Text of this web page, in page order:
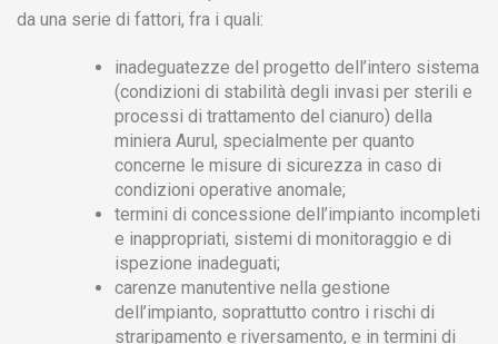
da una serie di fattori, fra i quali:
inadeguatezze del progetto dell’intero sistema
(condizioni di stabilità degli invasi per sterili e
processi di trattamento del cianuro) della
miniera Aurul, specialmente per quanto
concerne le misure di sicurezza in caso di
condizioni operative anomale;
termini di concessione dell’impianto incompleti
e inappropriati, sistemi di monitoraggio e di
ispezione inadeguati;
carenze manutentive nella gestione
dell’impianto, soprattutto contro i rischi di
straripamento e riversamento, e in termini di